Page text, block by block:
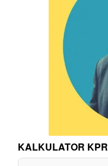
KALKULATOR KPR